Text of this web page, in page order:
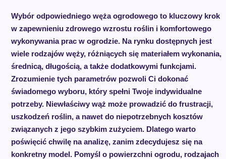
Wybór odpowiedniego węża ogrodowego to kluczowy krok
w zapewnieniu zdrowego wzrostu roślin i komfortowego
wykonywania prac w ogrodzie. Na rynku dostępnych jest
wiele rodzajów węży, różniących się materiałem wykonania,
średnicą, długością, a także dodatkowymi funkcjami.
Zrozumienie tych parametrów pozwoli Ci dokonać
świadomego wyboru, który spełni Twoje indywidualne
potrzeby. Niewłaściwy wąż może prowadzić do frustracji,
uszkodzeń roślin, a nawet do niepotrzebnych kosztów
związanych z jego szybkim zużyciem. Dlatego warto
poświęcić chwilę na analizę, zanim zdecydujesz się na
konkretny model. Pomyśl o powierzchni ogrodu, rodzajach